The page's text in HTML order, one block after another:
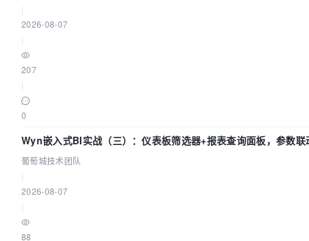
2026-08-07
207
0
Wyn嵌入式BI实战（三）：仪表板筛选器+报表查询面板，参数联
葡萄城技术团队
2026-08-07
88